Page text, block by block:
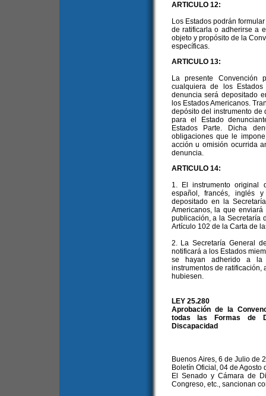
ARTICULO 12:
Los Estados podrán
de ratificarla o adherirse a
objeto y propósito de la
específicas.
ARTICULO 13:
La presente Convención
cualquiera de los
denuncia será depositado
los Estados Americanos.
depósito del instrumento de
para el Estado
Estados Parte. Dicha
obligaciones que le
acción u omisión ocurrida
denuncia.
ARTICULO 14:
1. El instrumento original
español, francés, inglés
depositado en la
Americanos, la que
publicación, a la Secretaría
Artículo 102 de la Carta de
2. La Secretaría General
notificará a los Estados
se hayan adherido a la
instrumentos de ratificación,
hubiesen.
LEY 25.280
Aprobación de la
todas las Formas de
Discapacidad
Buenos Aires, 6 de Julio de
Boletín Oficial, 04 de Agosto
El Senado y Cámara de
Congreso, etc., sancionan